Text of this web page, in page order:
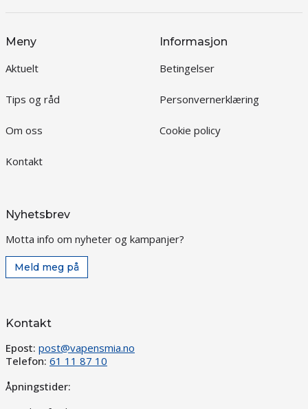
Meny
Aktuelt
Tips og råd
Om oss
Kontakt
Informasjon
Betingelser
Personvernerklæring
Cookie policy
Nyhetsbrev
Motta info om nyheter og kampanjer?
Meld meg på
Kontakt
Epost: post@vapensmia.no
Telefon: 61 11 87 10
Åpningstider: